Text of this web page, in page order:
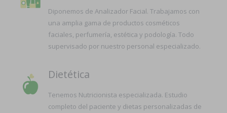
Diponemos de Analizador Facial. Trabajamos con
una amplia gama de productos cosméticos
faciales, perfumería, estética y podología. Todo
supervisado por nuestro personal especializado.
Dietética
Tenemos Nutricionista especializada. Estudio
completo del paciente y dietas personalizadas de